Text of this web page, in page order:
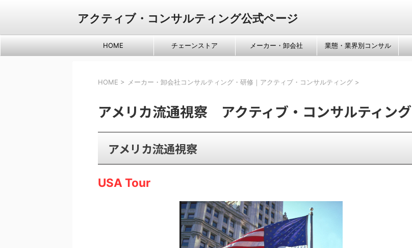
アクティブ・コンサルティング公式ページ
HOME チェーンストア メーカー・卸会社 業態・業界別コンサル
HOME > メーカー・卸会社コンサルティング・研修｜アクティブ・コンサルティング >
アメリカ流通視察 アクティブ・コンサルティング
アメリカ流通視察
USA Tour